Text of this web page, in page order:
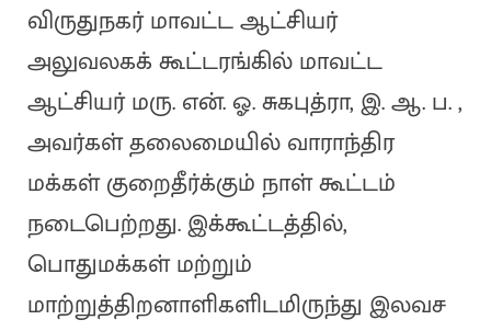
விருதுநகர் மாவட்ட ஆட்சியர்
அலுவலகக் கூட்டரங்கில் மாவட்ட
ஆட்சியர் மரு. என். ஓ. சுகபுத்ரா, இ. ஆ. ப. ,
அவர்கள் தலைமையில் வாராந்திர
மக்கள் குறைதீர்க்கும் நாள் கூட்டம்
நடைபெற்றது. இக்கூட்டத்தில்,
பொதுமக்கள் மற்றும்
மாற்றுத்திறனாளிகளிடமிருந்து இலவச